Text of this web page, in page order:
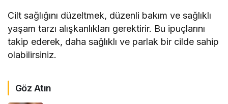
Cilt sağlığını düzeltmek, düzenli bakım ve sağlıklı
yaşam tarzı alışkanlıkları gerektirir. Bu ipuçlarını
takip ederek, daha sağlıklı ve parlak bir cilde sahip
olabilirsiniz.
Göz Atın